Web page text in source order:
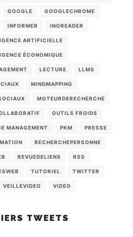
GOOGLE GOOGLECHROME
INFORMER INOREADER
ARTIFICIELLE
ÉCONOMIQUE
LECTURE LLMS
MINDMAPPING
MOTEURDERECHERCHE
OUTILS FROIDS
MANAGEMENT PKM PRESSE
RECHERCHEPERSONNE
REVUEDELIENS RSS
TUTORIEL TWITTER
VEILLEVIDEO VIDEO
TWEETS